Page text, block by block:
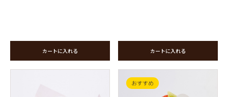
カートに入れる カートに入れる
おすすめ